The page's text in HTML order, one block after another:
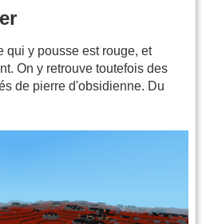
qui y pousse est rouge, et
On y retrouve toutefois des
de pierre d'obsidienne. Du